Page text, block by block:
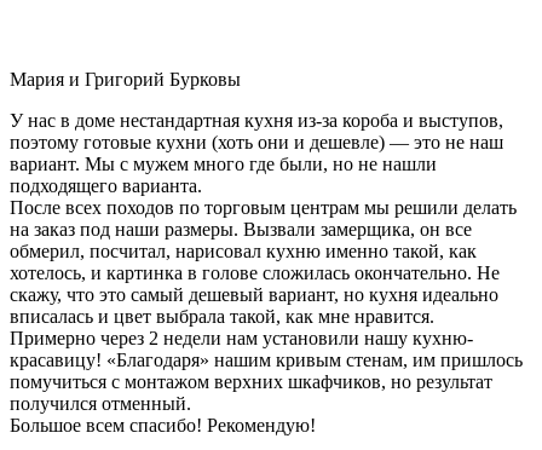
Мария и Григорий Бурковы
У нас в доме нестандартная кухня из-за короба и выступов,
поэтому готовые кухни (хоть они и дешевле) — это не наш
вариант. Мы с мужем много где были, но не нашли
подходящего варианта.
После всех походов по торговым центрам мы решили делать
на заказ под наши размеры. Вызвали замерщика, он все
обмерил, посчитал, нарисовал кухню именно такой, как
хотелось, и картинка в голове сложилась окончательно. Не
скажу, что это самый дешевый вариант, но кухня идеально
вписалась и цвет выбрала такой, как мне нравится.
Примерно через 2 недели нам установили нашу кухню-
красавицу! «Благодаря» нашим кривым стенам, им пришлось
помучиться с монтажом верхних шкафчиков, но результат
получился отменный.
Большое всем спасибо! Рекомендую!